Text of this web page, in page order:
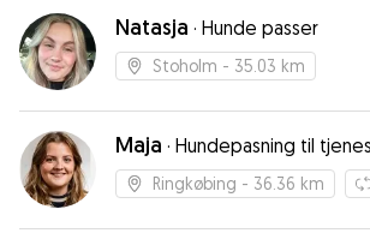
dog needs some daycare.
tydeligt de virkelig elsker at
“feriehundebørn” som
begge hundeører❤️🐶
Natasja · Hunde passer
Stoholm - 35.03 km
Maja · Hundepasning til
Ringkøbing - 36.36 km